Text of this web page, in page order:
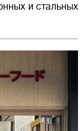
и стальных